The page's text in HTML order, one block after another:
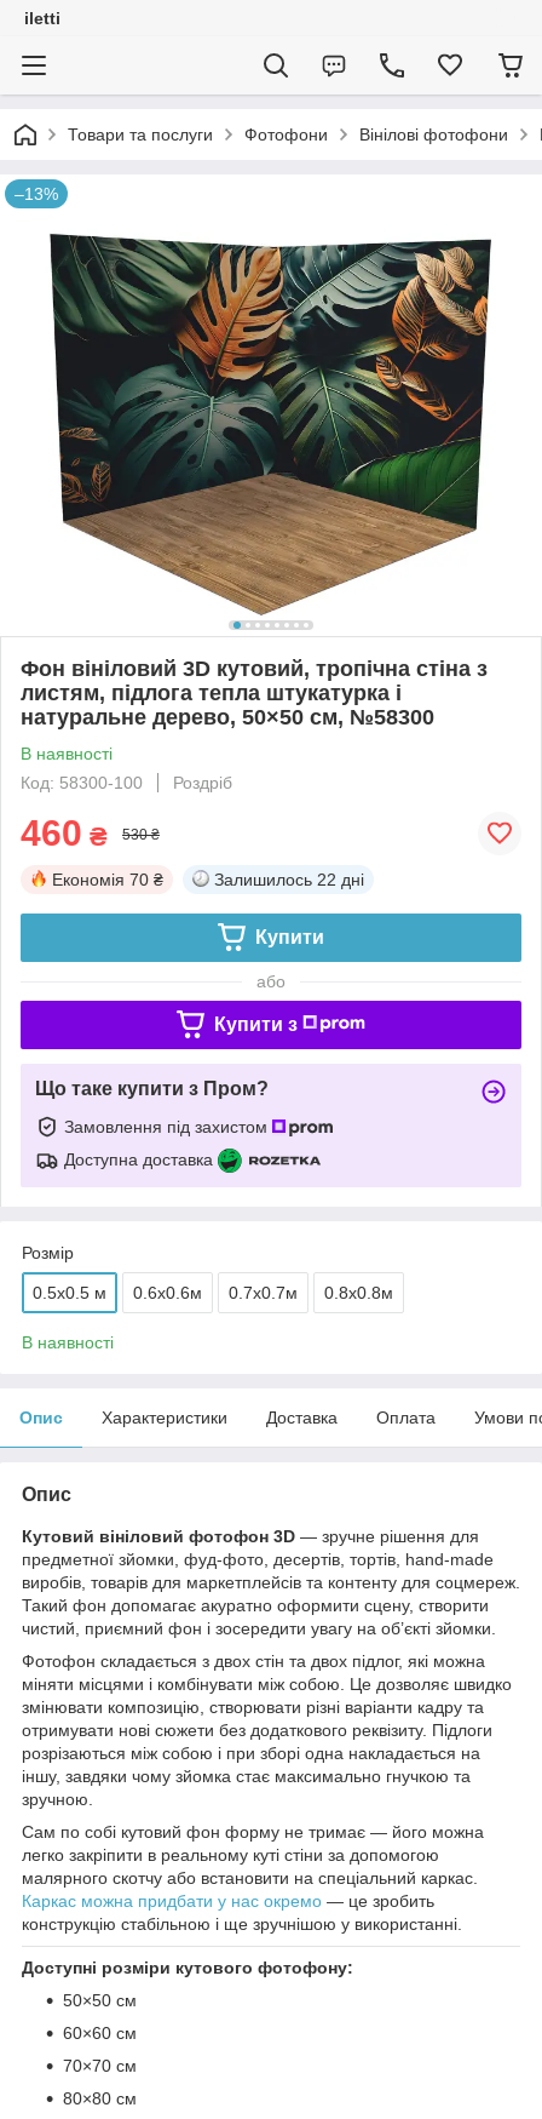
iletti
Товари та послуги Фотофони Вінілові фотофони
–13%
Фон вініловий 3D кутовий, тропічна стіна з
листям, підлога тепла штукатурка і
натуральне дерево, 50×50 см, №58300
В наявності
Код: 58300-100
Роздріб
460 ₴ 530 ₴
Економія 70 ₴ Залишилось 22 дні
Купити
або
Купити з
Що таке купити з Пром?
Замовлення під захистом
Доступна доставка
Розмір
0.5x0.5 м 0.6х0.6м 0.7х0.7м 0.8х0.8м
В наявності
Опис Характеристики Доставка Оплата Умови
Опис
Кутовий вініловий фотофон 3D — зручне рішення для
предметної зйомки, фуд-фото, десертів, тортів, hand-made
виробів, товарів для маркетплейсів та контенту для соцмереж.
Такий фон допомагає акуратно оформити сцену, створити
чистий, приємний фон і зосередити увагу на об’єкті зйомки.
Фотофон складається з двох стін та двох підлог, які можна
міняти місцями і комбінувати між собою. Це дозволяє швидко
змінювати композицію, створювати різні варіанти кадру та
отримувати нові сюжети без додаткового реквізиту. Підлоги
розрізаються між собою і при зборі одна накладається на
іншу, завдяки чому зйомка стає максимально гнучкою та
зручною.
Сам по собі кутовий фон форму не тримає — його можна
легко закріпити в реальному куті стіни за допомогою
малярного скотчу або встановити на спеціальний каркас.
Каркас можна придбати у нас окремо — це зробить
конструкцію стабільною і ще зручнішою у використанні.
Доступні розміри кутового фотофону:
50×50 см
60×60 см
70×70 см
80×80 см